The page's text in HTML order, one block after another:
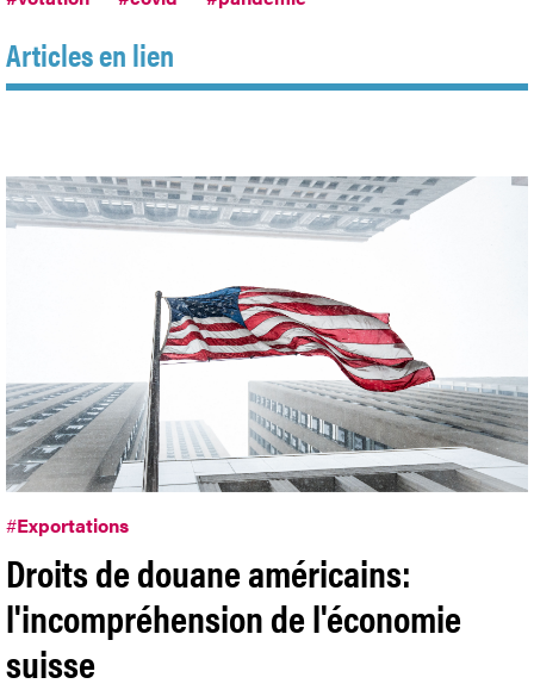
Articles en lien
#Exportations
Droits de douane américains:
l'incompréhension de l'économie
suisse